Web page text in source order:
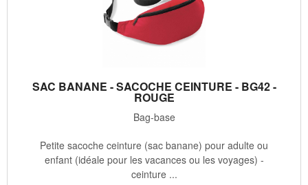
SAC BANANE - SACOCHE CEINTURE - BG42 -
ROUGE
Bag-base
Petite sacoche ceinture (sac banane) pour adulte ou
enfant (idéale pour les vacances ou les voyages) -
ceinture ...